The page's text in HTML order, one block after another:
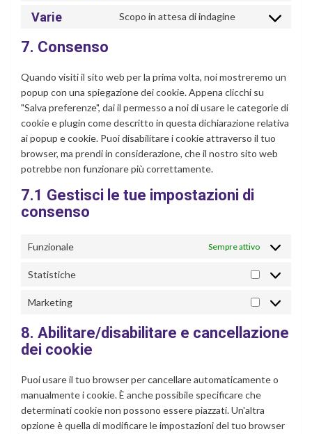
maps
service
Varie Scopo in attesa di indagine
Consent
7. Consenso
Quando visiti il sito web per la prima volta, noi mostreremo un
popup con una spiegazione dei cookie. Appena clicchi su
"Salva preferenze", dai il permesso a noi di usare le categorie di
cookie e plugin come descritto in questa dichiarazione relativa
ai popup e cookie. Puoi disabilitare i cookie attraverso il tuo
browser, ma prendi in considerazione, che il nostro sito web
potrebbe non funzionare più correttamente.
7.1 Gestisci le tue impostazioni di
consenso
Funzionale Sempre attivo
Statistiche
Statistiche
Marketing
Marketing
8. Abilitare/disabilitare e cancellazione
dei cookie
Puoi usare il tuo browser per cancellare automaticamente o
manualmente i cookie. È anche possibile specificare che
determinati cookie non possono essere piazzati. Un'altra
opzione è quella di modificare le impostazioni del tuo browser